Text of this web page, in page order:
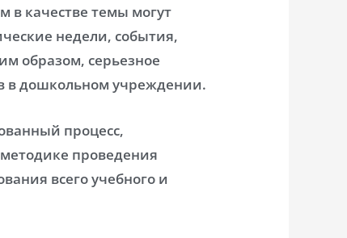
в качестве темы могут
недели, события,
образом, серьезное
в дошкольном учреждении.
процесс,
проведения
всего учебного и